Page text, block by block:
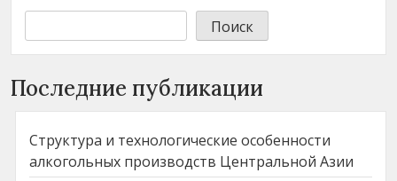
Поиск
Последние публикации
Структура и технологические особенности
алкогольных производств Центральной Азии